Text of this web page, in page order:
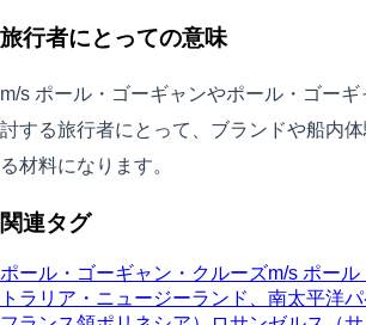
旅行者にとっての意味
m/s ポール・ゴーギャンやポール・ゴー
討する旅行者にとって、ブランドや船内
る材料になります。
関連タグ
ポール・ゴーギャン・クルーズm/s ポー
トラリア・ニュージーランド、南太平洋